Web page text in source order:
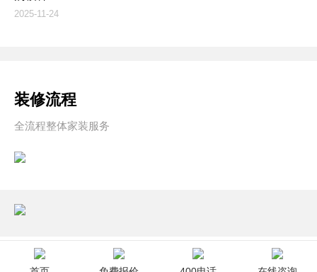
2025-11-24
装修流程
全流程整体家装服务